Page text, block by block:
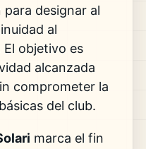
designar al
al
objetivo es
alcanzada
comprometer la
del club.
marca el fin